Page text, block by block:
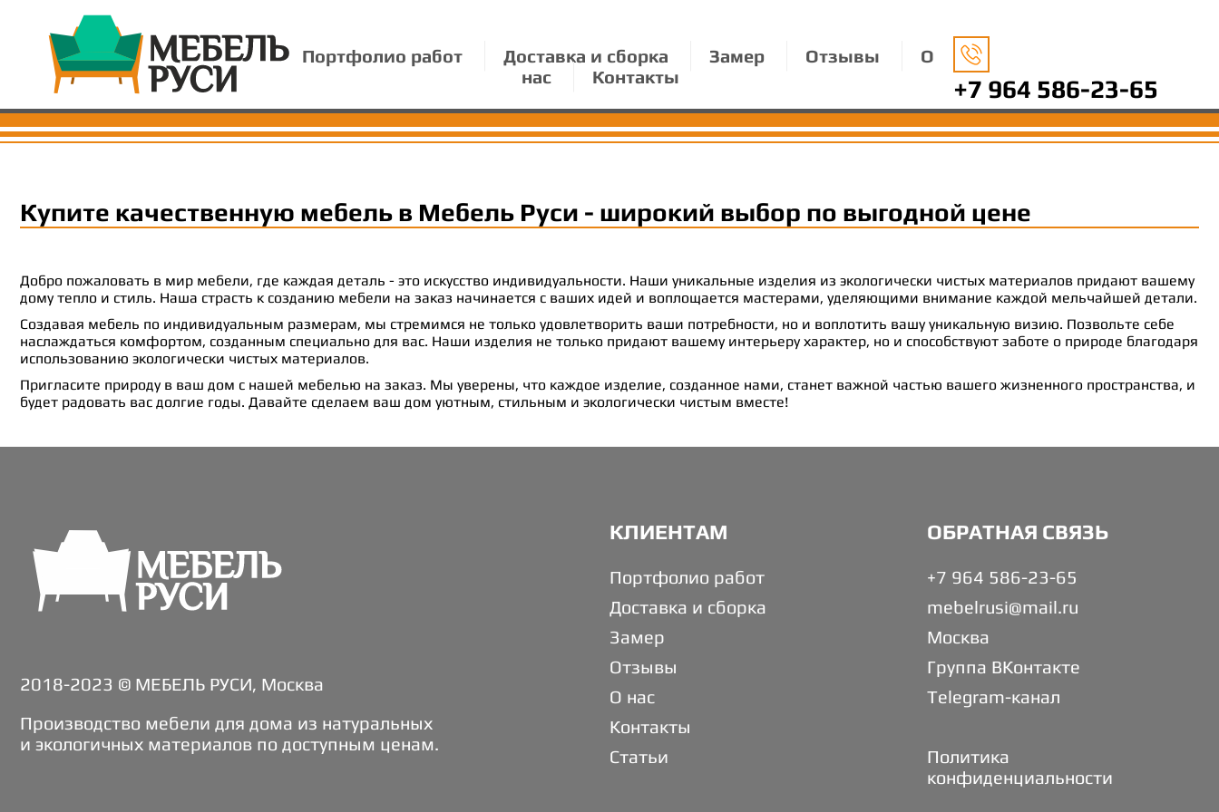
Портфолио работ Доставка и сборка Замер Отзывы
О
нас
Контакты +7 964 586-23-65
Купите качественную мебель в Мебель Руси - широкий выбор по выгодной цене
Добро пожаловать в мир мебели, где каждая деталь - это искусство индивидуальности. Наши уникальные изделия из экологически чистых материалов придают вашему
дому тепло и стиль. Наша страсть к созданию мебели на заказ начинается с ваших идей и воплощается мастерами, уделяющими внимание каждой мельчайшей детали.
Создавая мебель по индивидуальным размерам, мы стремимся не только удовлетворить ваши потребности, но и воплотить вашу уникальную визию. Позвольте себе
наслаждаться комфортом, созданным специально для вас. Наши изделия не только придают вашему интерьеру характер, но и способствуют заботе о природе благодаря
использованию экологически чистых материалов.
Пригласите природу в ваш дом с нашей мебелью на заказ. Мы уверены, что каждое изделие, созданное нами, станет важной частью вашего жизненного пространства, и
будет радовать вас долгие годы. Давайте сделаем ваш дом уютным, стильным и экологически чистым вместе!
2018-2023 © МЕБЕЛЬ РУСИ, Москва
Производство мебели для дома из натуральных
и экологичных материалов по доступным ценам.
КЛИЕНТАМ
Портфолио работ
Доставка и сборка
Замер
Отзывы
О нас
Контакты
Статьи
ОБРАТНАЯ СВЯЗЬ
+7 964 586-23-65
mebelrusi@mail.ru
Москва
Группа ВКонтакте
Telegram-канал
Политика
конфиденциальности